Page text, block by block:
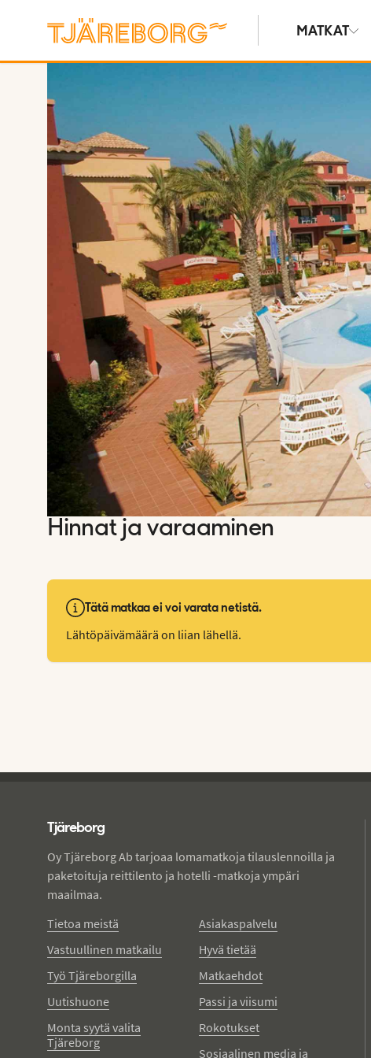
MATKAT
Näytä kuvia
Hinnat ja varaaminen
Tätä matkaa ei voi varata netistä.
Lähtöpäivämäärä on liian lähellä.
Tjäreborg
Oy Tjäreborg Ab tarjoaa lomamatkoja tilauslennoilla ja
paketoituja reittilento ja hotelli -matkoja ympäri
maailmaa.
Tietoa meistä
Vastuullinen matkailu
Työ Tjäreborgilla
Uutishuone
Monta syytä valita
Tjäreborg
Asiakaspalvelu
Hyvä tietää
Matkaehdot
Passi ja viisumi
Rokotukset
Sosiaalinen media ja